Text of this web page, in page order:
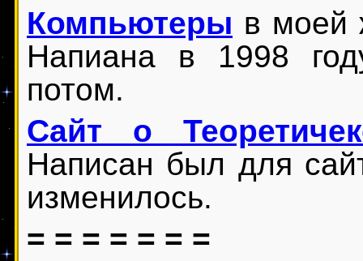
Компьютеры в моей
Напиана в 1998
потом.
Сайт о
Написан был для
изменилось.
= = = = = = =